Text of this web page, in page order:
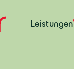
Leistungen